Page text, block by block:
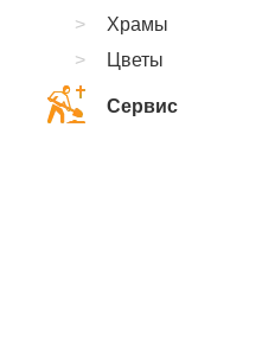
Храмы
Цветы
Сервис